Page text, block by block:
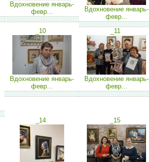
Вдохновение январь-
февр...
Вдохновение январь-
февр...
_10
Вдохновение январь-
февр...
_11
Вдохновение январь-
февр...
_14 _15